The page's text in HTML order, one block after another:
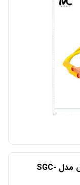
کابل باتری به باتری 500 آمپر استارمکس مدل SGC-